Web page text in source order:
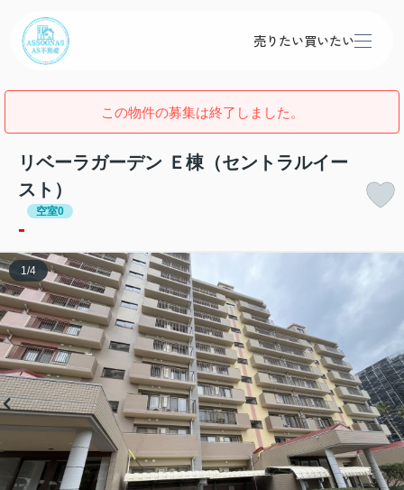
売りたい買いたい
この物件の募集は終了しました。
リベーラガーデン Ｅ棟（セントラルイー
スト）
空室0
-
1 /4